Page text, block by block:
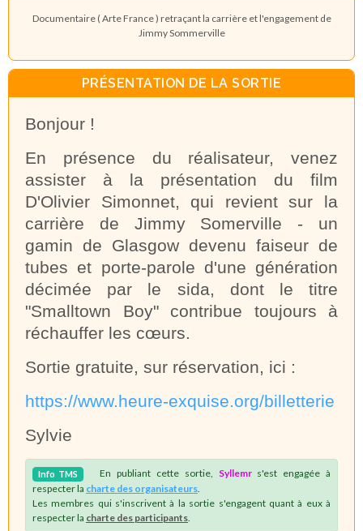
Documentaire ( Arte France ) retraçant la carrière et l'engagement de
Jimmy Sommerville
PRÉSENTATION DE LA SORTIE
Bonjour !
En présence du réalisateur, venez
assister à la présentation du film
D'Olivier Simonnet, qui revient sur la
carrière de Jimmy Somerville - un
gamin de Glasgow devenu faiseur de
tubes et porte-parole d'une génération
décimée par le sida, dont le titre
"Smalltown Boy" contribue toujours à
réchauffer les cœurs.
Sortie gratuite, sur réservation, ici :
https://www.heure-exquise.org/billetterie
Sylvie
Info TMS En publiant cette sortie, Syllemrs'est engagée à
respecter la charte des organisateurs
Les membres qui s'inscrivent à la sortie s'engagent quant à eux à
respecter la charte des participants